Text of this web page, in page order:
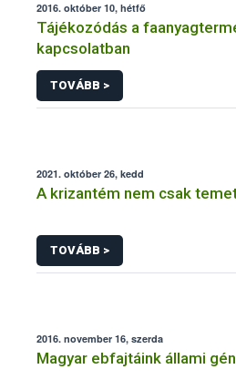
2016. október 10, hétfő
Tájékozódás a
kapcsolatban
TOVÁBB >
2021. október 26, kedd
A krizantém nem csak
TOVÁBB >
2016. november 16, szerda
Magyar ebfajtáink állami